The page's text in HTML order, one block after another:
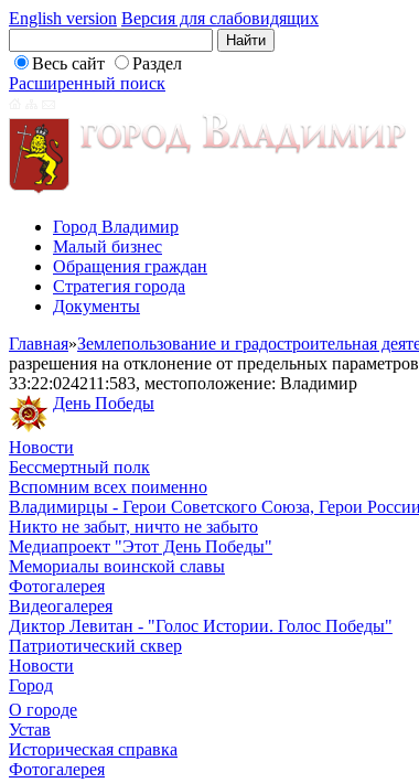
English version Версия для слабовидящих
Весь сайт
Раздел
Расширенный поиск
Город Владимир
Малый бизнес
Обращения граждан
Стратегия города
Документы
Главная»Землепользование и градостроительная
разрешения на отклонение от предельных
33:22:024211:583, местоположение: Владимир
День Победы
Новости
Бессмертный полк
Вспомним всех поименно
Владимирцы - Герои Советского Союза, Герои России
Никто не забыт, ничто не забыто
Медиапроект "Этот День Победы"
Мемориалы воинской славы
Фотогалерея
Видеогалерея
Диктор Левитан - "Голос Истории. Голос Победы"
Патриотический сквер
Новости
Город
О городе
Устав
Историческая справка
Фотогалерея